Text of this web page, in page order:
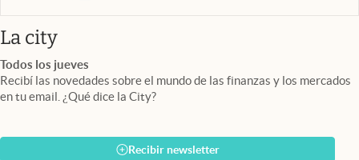
La cityabre en nueva pestaña
Todos los jueves
Recibí las novedades sobre el mundo de las finanzas y los mercados
en tu email. ¿Qué dice la City?
Recibir newsletter